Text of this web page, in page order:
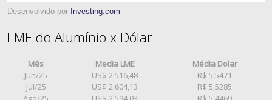
Desenvolvido por Investing.com
LME do Alumínio x Dólar
Mês Media LME
Média Dolar
Jun/25
US$ 2.516,48
R$ 5,5471
Jul/25
US$ 2.604,13
R$ 5,5285